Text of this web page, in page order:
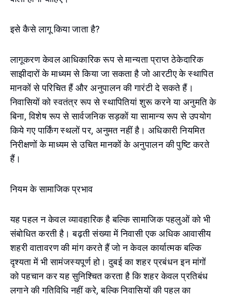
इसे कैसे लागू किया जाता है?
लागूकरण केवल आधिकारिक रूप से मान्यता प्राप्त ठेकेदारिक
साझीदारों के माध्यम से किया जा सकता है जो आरटीए के स्थापित
मानकों से परिचित हैं और अनुपालन की गारंटी दे सकते हैं।
निवासियों को स्वतंत्र रूप से स्थापितियां शुरू करने या अनुमति के
बिना, विशेष रूप से सार्वजनिक सड़कों या सामान्य रूप से उपयोग
किये गए पार्किंग स्थलों पर, अनुमत नहीं है। अधिकारी नियमित
निरीक्षणों के माध्यम से उचित मानकों के अनुपालन की पुष्टि करते
हैं।
नियम के सामाजिक प्रभाव
यह पहल न केवल व्यावहारिक है बल्कि सामाजिक पहलुओं को भी
संबोधित करती है। बढ़ती संख्या में निवासी एक अधिक आवासीय
शहरी वातावरण की मांग करते हैं जो न केवल कार्यात्मक बल्कि
दृश्यता में भी सामंजस्यपूर्ण हो। दुबई का शहर प्रबंधन इन मांगों
को पहचान कर यह सुनिश्चित करता है कि शहर केवल प्रतिबंध
लगाने की गतिविधि नहीं करे, बल्कि निवासियों की पहल का